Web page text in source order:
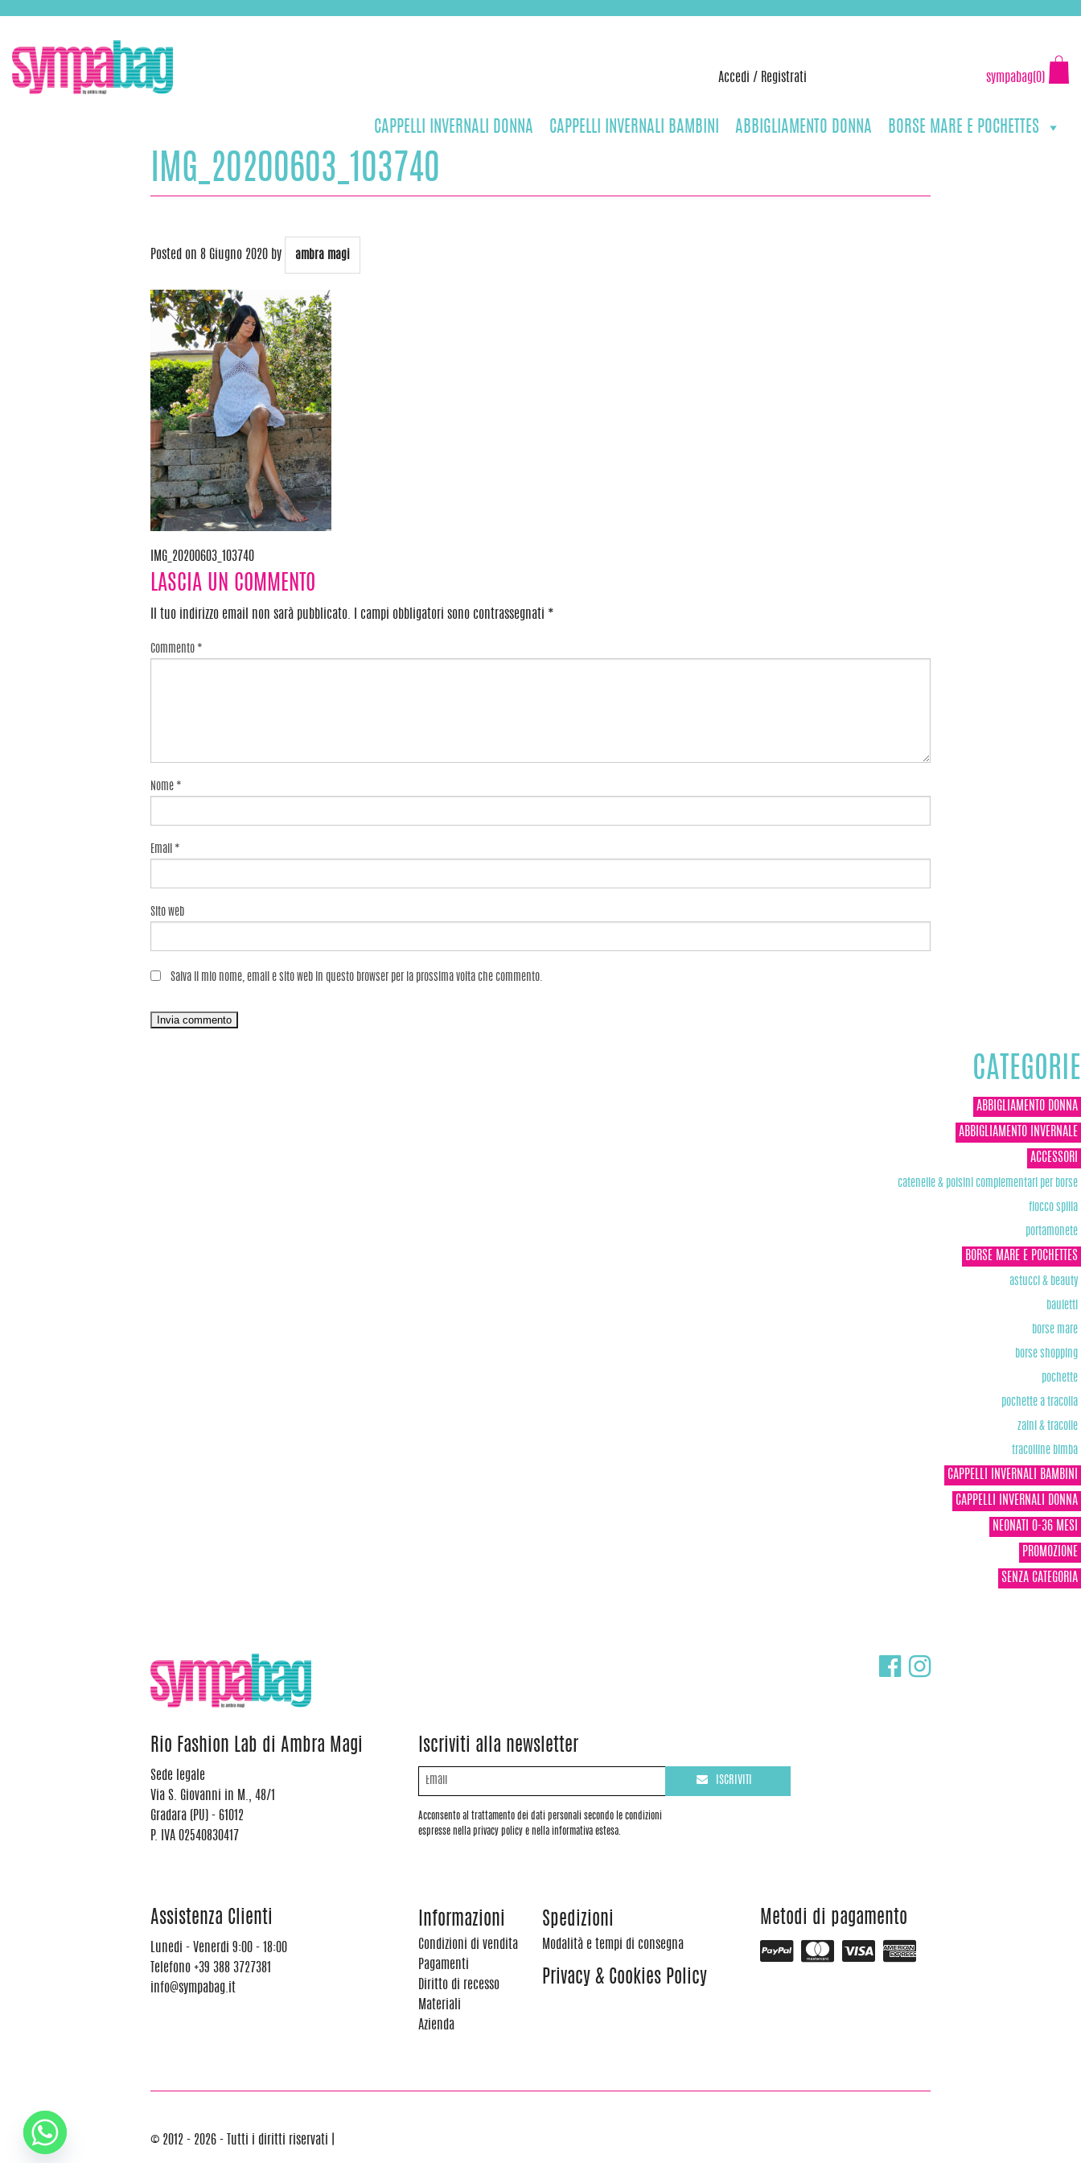
content
Accedi / Registrati sympabag(0)
CAPPELLI INVERNALI DONNA CAPPELLI INVERNALI BAMBINI ABBIGLIAMENTO DONNA BORSE MARE E POCHETTES
IMG_20200603_103740
Posted on 8 Giugno 2020 by ambra magi
Navigazione
articoli
IMG_20200603_103740
LASCIA UN COMMENTO
Il tuo indirizzo email non sarà pubblicato. I campi obbligatori sono contrassegnati *
Commento *
Nome *
Email *
Sito web
Salva il mio nome, email e sito web in questo browser per la prossima volta che commento.
CATEGORIE
ABBIGLIAMENTO DONNA
ABBIGLIAMENTO INVERNALE
ACCESSORI
catenelle & polsini complementari per borse
fiocco spilla
portamonete
BORSE MARE E POCHETTES
astucci & beauty
bauletti
borse mare
borse shopping
pochette
pochette a tracolla
zaini & tracolle
tracolline bimba
CAPPELLI INVERNALI BAMBINI
CAPPELLI INVERNALI DONNA
NEONATI 0-36 MESI
PROMOZIONE
SENZA CATEGORIA
Rio Fashion Lab di Ambra Magi
Sede legale
Via S. Giovanni in M., 48/1
Gradara (PU) - 61012
P. IVA 02540830417
Iscriviti alla newsletter
Acconsento al trattamento dei dati personali secondo le condizioni
espresse nella privacy policy e nella informativa estesa.
ISCRIVITI
Assistenza Clienti
Lunedi - Venerdi 9:00 - 18:00
Telefono +39 388 3727381
info@sympabag.it
Informazioni
Condizioni di vendita
Pagamenti
Diritto di recesso
Materiali
Azienda
Spedizioni
Modalità e tempi di consegna
Privacy & Cookies Policy
Metodi di pagamento
© 2012 - 2026 - Tutti i diritti riservati |